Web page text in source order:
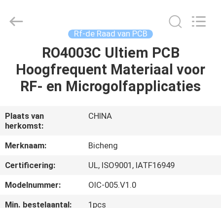
PRODUCTEN
VIDEO'S
OVER
ONS
Technology
Rf-de Raad van PCB
RO4003C Ultiem PCB
Hoogfrequent Materiaal voor
RF- en Microgolfapplicaties
Plaats van
herkomst:
CHINA
Merknaam:
Bicheng
Certificering:
UL, ISO9001, IATF16949
Modelnummer:
OIC-005.V1.0
Min. bestelaantal:
1pcs